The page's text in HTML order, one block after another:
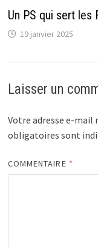
Un PS qui sert les
19 janvier 2025
Laisser un
Votre adresse e-mail
obligatoires sont
COMMENTAIRE *